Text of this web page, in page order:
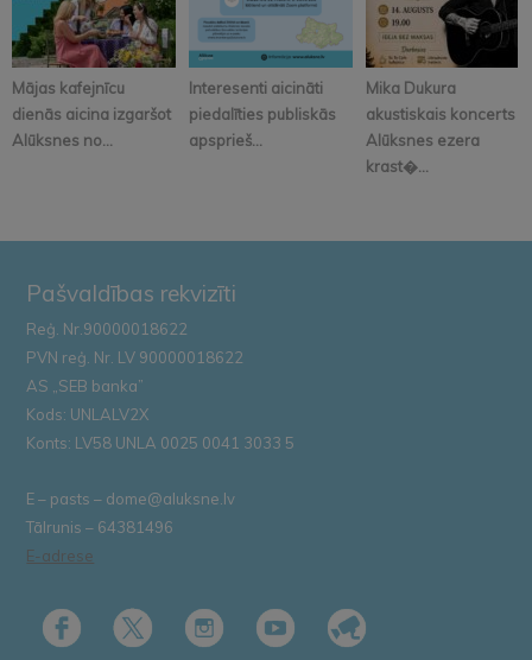
Mājas kafejnīcu
dienās aicina izgaršot
Alūksnes no...
Interesenti aicināti
piedalīties publiskās
apsprieš...
Mika Dukura
akustiskais koncerts
Alūksnes ezera
krast�...
Pašvaldības rekvizīti
Reģ. Nr.90000018622
PVN reģ. Nr. LV 90000018622
AS „SEB banka”
Kods: UNLALV2X
Konts: LV58 UNLA 0025 0041 3033 5
E – pasts – dome@aluksne.lv
Tālrunis – 64381496
E-adrese